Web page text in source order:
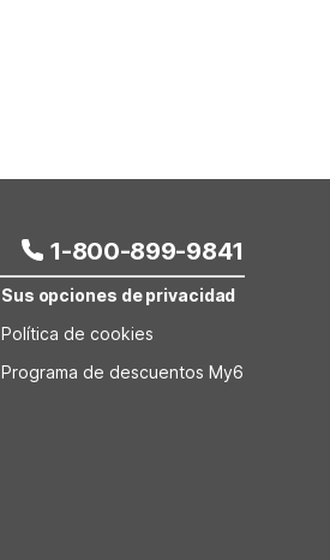
1-800-899-9841
Sus opciones de privacidad
Política de cookies
Programa de descuentos My6